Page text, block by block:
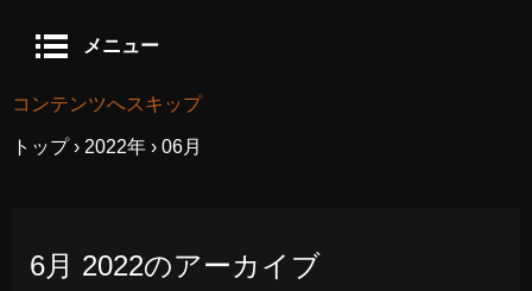
メニュー
コンテンツへスキップ
トップ › 2022年 › 06月
6月 2022のアーカイブ